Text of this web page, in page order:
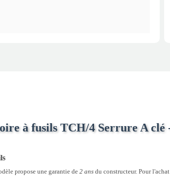
à fusils TCH/4 Serrure A clé
propose une garantie de2 ans du constructeur. Pour